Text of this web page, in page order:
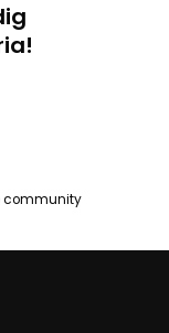
community